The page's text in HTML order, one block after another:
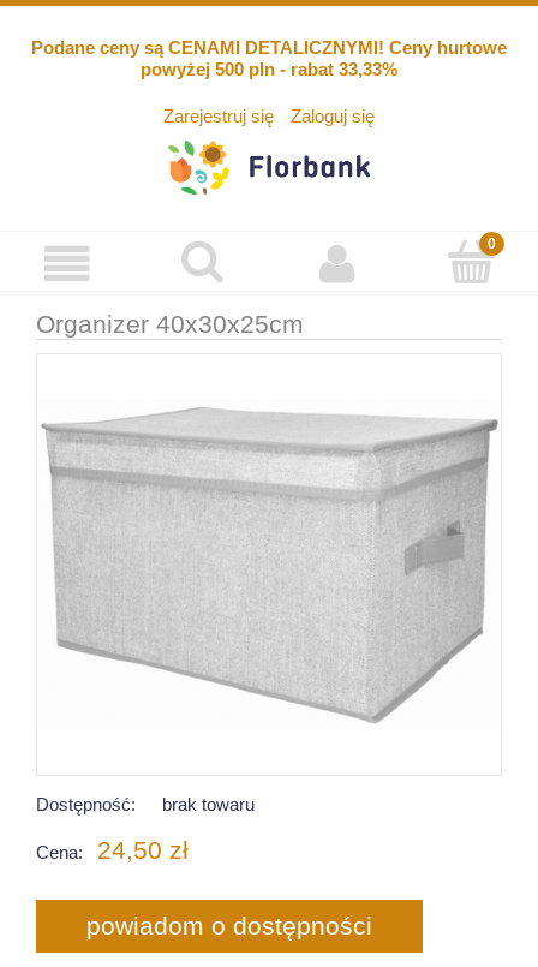
Podane ceny są CENAMI DETALICZNYMI! Ceny hurtowe
powyżej 500 pln - rabat 33,33%
Zarejestruj się Zaloguj się
Organizer 40x30x25cm
Dostępność: brak towaru
Cena: 24,50 zł
powiadom o dostępności